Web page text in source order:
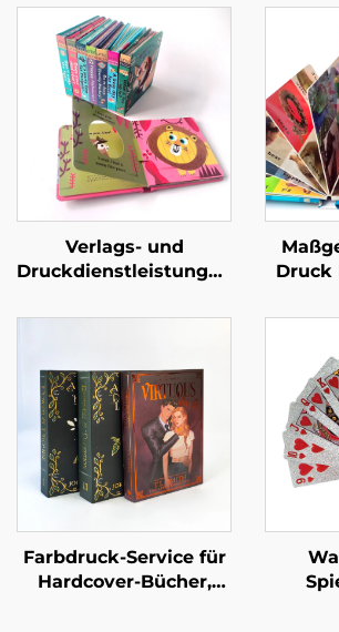
Verlags- und
Druckdienstleistungen
Schlafgeschichten
Kindergarten Bildung
Hardcover Bücher
Druck
Farbdruck-Service für
Hardcover-Bücher,